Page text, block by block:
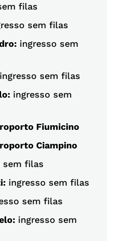
filas
sem filas
ingresso sem
sem filas
ingresso sem
Fiumicino
Ciampino
filas
ingresso sem filas
sem filas
ingresso sem